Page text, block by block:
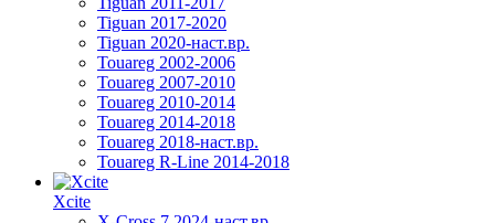
Tiguan 2017-2020
Tiguan 2020-наст.вр.
Touareg 2002-2006
Touareg 2007-2010
Touareg 2010-2014
Touareg 2014-2018
Touareg 2018-наст.вр.
Touareg R-Line 2014-2018
Xcite